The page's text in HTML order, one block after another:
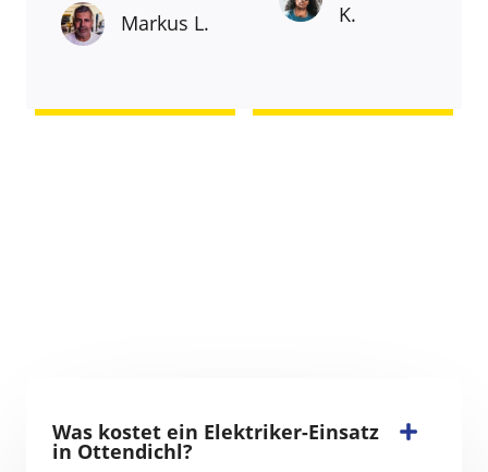
Markus L.
K.
Was kostet ein Elektriker-Einsatz
in Ottendichl?